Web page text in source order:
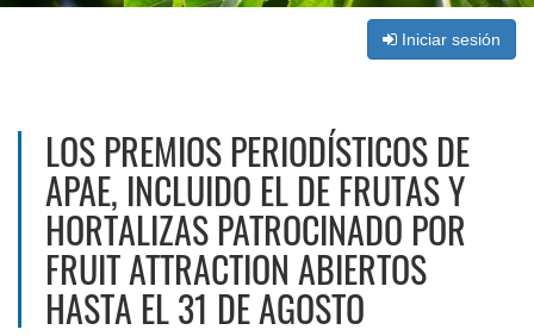
Iniciar sesión
LOS PREMIOS PERIODÍSTICOS DE
APAE, INCLUIDO EL DE FRUTAS Y
HORTALIZAS PATROCINADO POR
FRUIT ATTRACTION ABIERTOS
HASTA EL 31 DE AGOSTO